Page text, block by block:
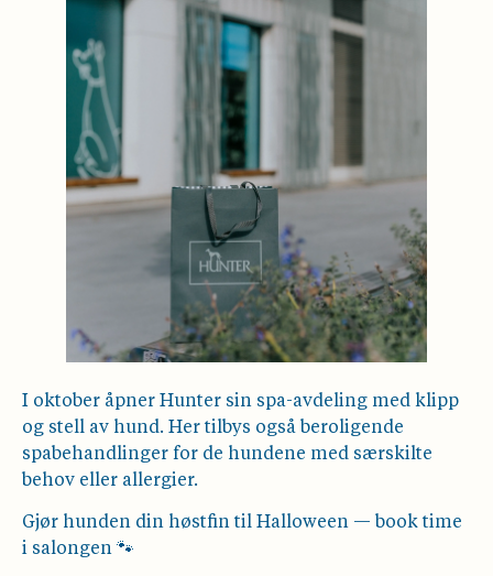
I oktober åpner Hunter sin spa-avdeling med klipp
og stell av hund. Her tilbys også beroligende
spabehandlinger for de hundene med særskilte
behov eller allergier.
Gjør hunden din høstfin til Halloween — book time
i salongen 🐾